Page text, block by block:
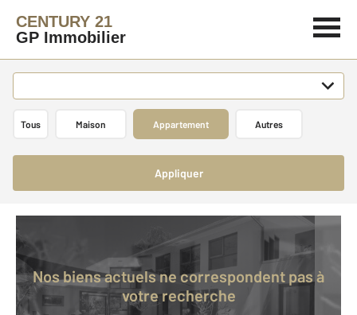
CENTURY 21
GP Immobilier
Tous Maison Appartement Autres
Appliquer
Nos biens actuels ne correspondent pas à
votre recherche